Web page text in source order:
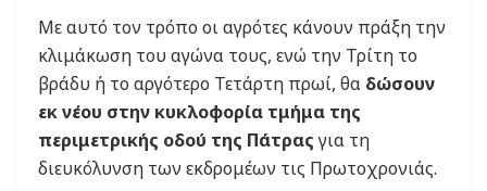
Με αυτό τον τρόπο οι αγρότες κάνουν πράξη την
κλιμάκωση του αγώνα τους, ενώ την Τρίτη το
βράδυ ή το αργότερο Τετάρτη πρωί, θα δώσουν
εκ νέου στην κυκλοφορία τμήμα της
περιμετρικής οδού της Πάτραςγια τη
διευκόλυνση των εκδρομέων τις Πρωτοχρονιάς.